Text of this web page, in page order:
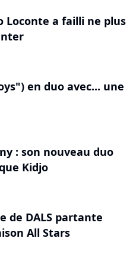
Loconte a failli ne plus
en duo avec... une
: son nouveau duo
Kidjo
de DALS partante
All Stars